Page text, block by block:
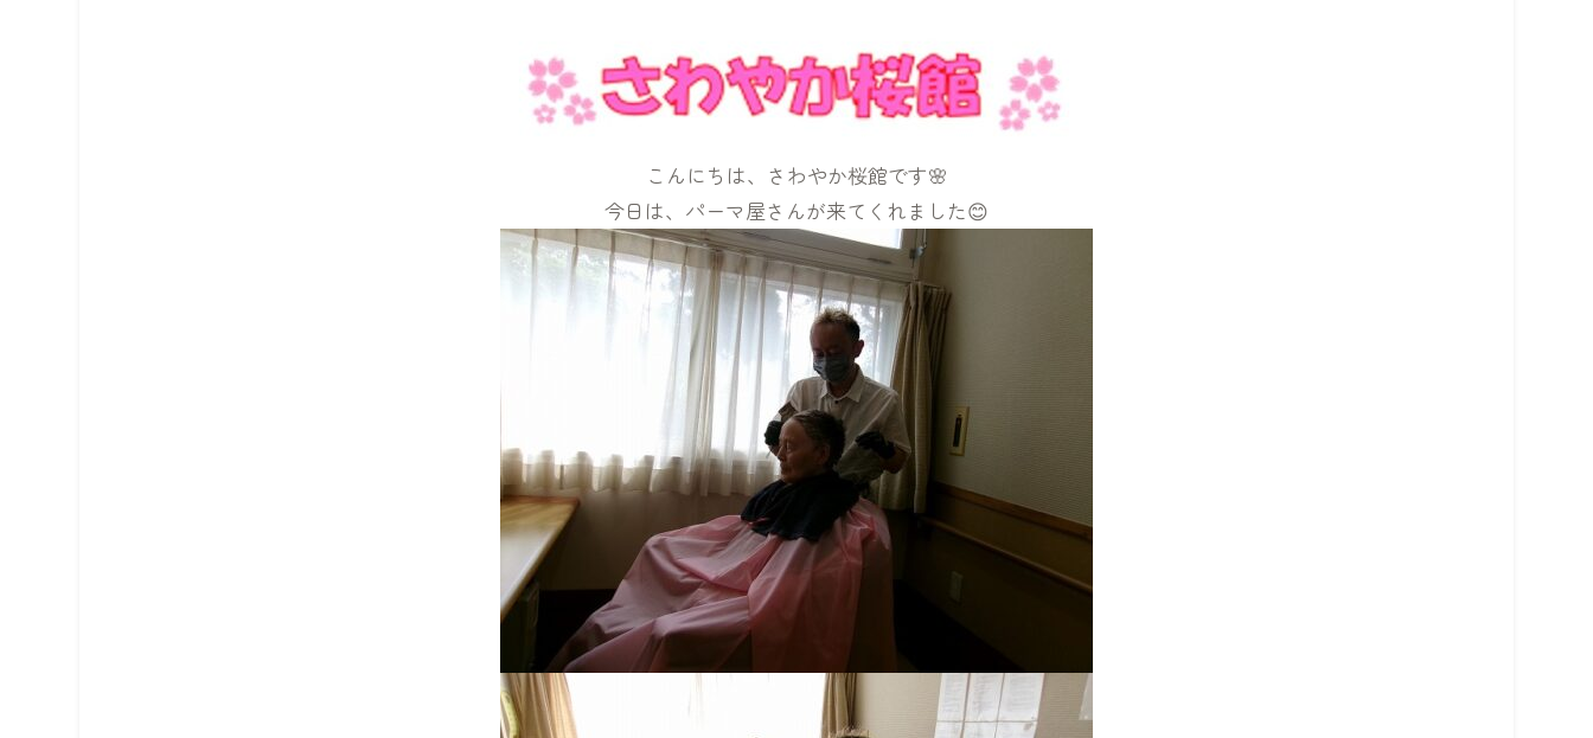
こんにちは、さわやか桜館です🌸
今日は、パーマ屋さんが来てくれました😊